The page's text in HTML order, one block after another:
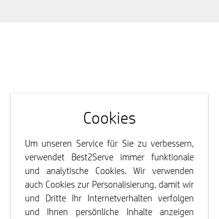
Cookies
Um unseren Service für Sie zu verbessern,
verwendet Best2Serve immer funktionale
und analytische Cookies. Wir verwenden
auch Cookies zur Personalisierung, damit wir
und Dritte Ihr Internetverhalten verfolgen
und Ihnen persönliche Inhalte anzeigen